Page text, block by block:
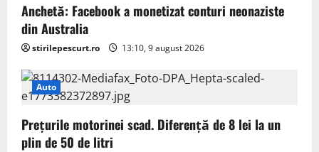
Anchetă: Facebook a monetizat conturi neonaziste
din Australia
stirilepescurt.ro 13:10, 9 august 2026
Auto
Prețurile motorinei scad. Diferență de 8 lei la un
plin de 50 de litri